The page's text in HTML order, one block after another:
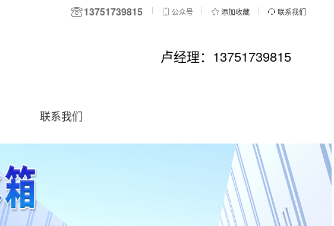
13751739815 公众号 添加收藏 联系我们
卢经理：13751739815
联系我们